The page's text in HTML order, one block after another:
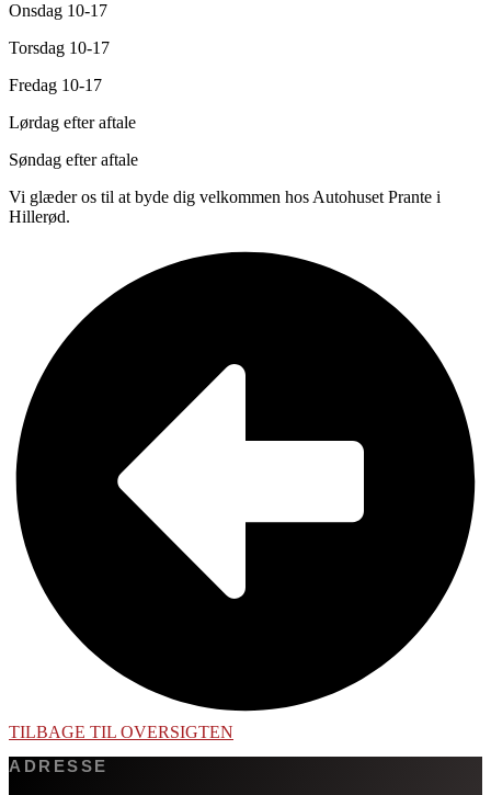
Onsdag 10-17
Torsdag 10-17
Fredag 10-17
Lørdag efter aftale
Søndag efter aftale
Vi glæder os til at byde dig velkommen hos Autohuset Prante i
Hillerød.
TILBAGE TIL OVERSIGTEN
ADRESSE